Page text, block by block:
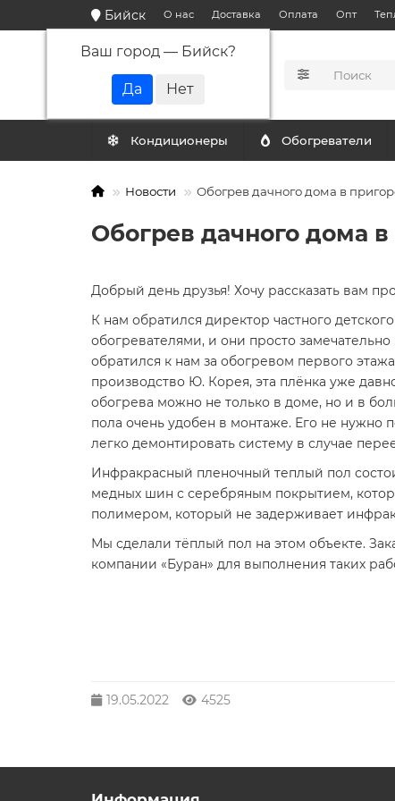
Бийск
Ваш город — Бийск?
О нас Доставка Оплата Опт
Кондиционеры Обогреватели
Новости Обогрев дачного дома в
Обогрев дачного дома
Добрый день друзья! Хочу рассказать вам
К нам обратился директор частного
обогревателями, и они просто
обратился к нам за обогревом первого
производство Ю. Корея, эта плёнка уже
обогрева можно не только в доме, но и в
пола очень удобен в монтаже. Его не нужно
легко демонтировать систему в случае
Инфракрасный пленочный теплый пол
медных шин с серебряным покрытием,
полимером, который не задерживает
Мы сделали тёплый пол на этом объекте.
компании «Буран» для выполнения таких
19.05.2022 4525